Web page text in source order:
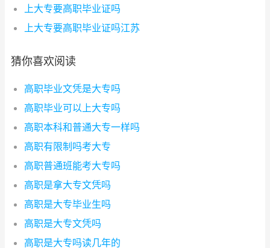
上大专要高职毕业证吗
上大专要高职毕业证吗江苏
猜你喜欢阅读
高职毕业文凭是大专吗
高职毕业可以上大专吗
高职本科和普通大专一样吗
高职有限制吗考大专
高职普通班能考大专吗
高职是拿大专文凭吗
高职是大专毕业生吗
高职是大专文凭吗
高职是大专吗读几年的